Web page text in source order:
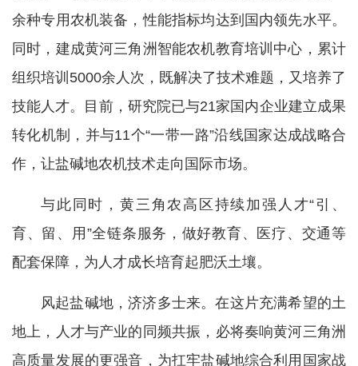
余种专用农机装备，性能指标均达到国内领先水平。
同时，建成黄河三角洲智能农机教育培训中心，累计
组织培训5000余人次，既解决了技术难题，又培养了
技能人才。目前，研究院已与21家国内企业建立成果
转化机制，并与11个“一带一路”沿线国家达成战略合
作，让盐碱地农机技术走向国际市场。
与此同时，黄三角农高区持续加强人才“引、
育、留、用”全链条服务，做好教育、医疗、交通等
配套保障，为人才成长培育起肥沃土壤。
风起盐碱地，济济多士来。在这片充满希望的土
地上，人才与产业的同频共振，必将奏响黄河三角洲
高质量发展的更强音，为扛牢盐碱地综合利用国家战